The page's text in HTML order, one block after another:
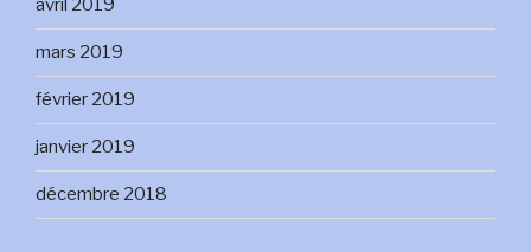
avril 2019
mars 2019
février 2019
janvier 2019
décembre 2018